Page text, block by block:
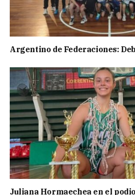
Argentino de Federaciones:
Juliana Hormaechea en el